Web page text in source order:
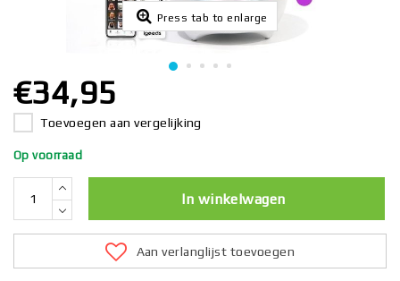
Press tab to enlarge
€34,95
Toevoegen aan vergelijking
Op voorraad
In winkelwagen
Aan verlanglijst toevoegen